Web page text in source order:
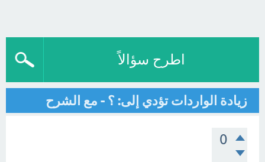
اطرح سؤالاً
زيادة الواردات تؤدي إلى: ؟ - مع الشرح
0